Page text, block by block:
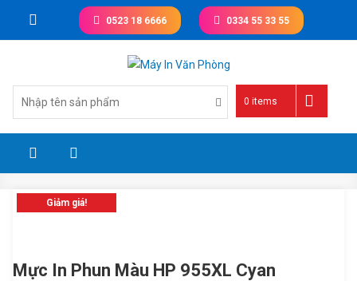
0523 18 6666 0334 55 33 55
Giá tốt nhất thị trường
0 items
Giảm giá!
Mực In Phun Màu HP 955XL Cyan